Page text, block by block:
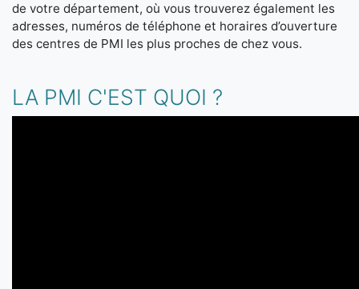
de votre département, où vous trouverez également les
adresses, numéros de téléphone et horaires d’ouverture
des centres de PMI les plus proches de chez vous.
LA PMI C'EST QUOI ?